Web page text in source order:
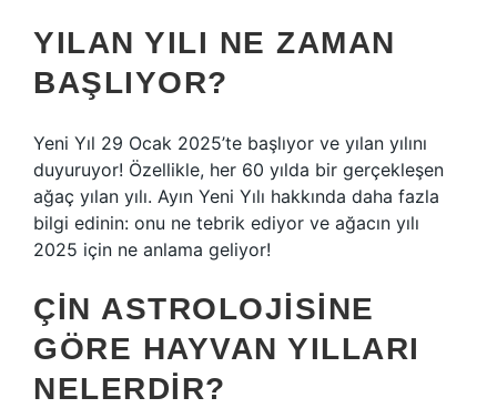
YILAN YILI NE ZAMAN
BAŞLIYOR?
Yeni Yıl 29 Ocak 2025’te başlıyor ve yılan yılını
duyuruyor! Özellikle, her 60 yılda bir gerçekleşen
ağaç yılan yılı. Ayın Yeni Yılı hakkında daha fazla
bilgi edinin: onu ne tebrik ediyor ve ağacın yılı
2025 için ne anlama geliyor!
ÇIN ASTROLOJISINE
GÖRE HAYVAN YILLARI
NELERDIR?